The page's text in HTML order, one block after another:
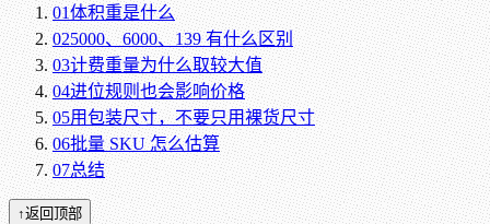
01体积重是什么
025000、6000、139 有什么区别
03计费重量为什么取较大值
04进位规则也会影响价格
05用包装尺寸，不要只用裸货尺寸
06批量 SKU 怎么估算
07总结
↑返回顶部